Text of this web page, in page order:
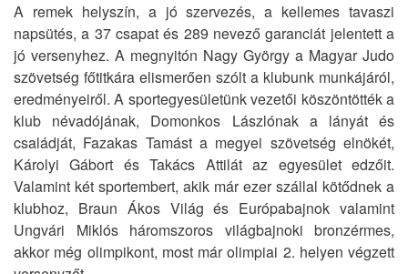
A remek helyszín, a jó szervezés, a kellemes tavaszi
napsütés, a 37 csapat és 289 nevező garanciát jelentett a
jó versenyhez. A megnyitón Nagy György a Magyar Judo
szövetség főtitkára elismerően szólt a klubunk munkájáról,
eredményeiről. A sportegyesületünk vezetői köszöntötték a
klub névadójának, Domonkos Lászlónak a lányát és
családját, Fazakas Tamást a megyei szövetség elnökét,
Károlyi Gábort és Takács Attilát az egyesület edzőit.
Valamint két sportembert, akik már ezer szállal kötődnek a
klubhoz, Braun Ákos Világ és Európabajnok valamint
Ungvári Miklós háromszoros világbajnoki bronzérmes,
akkor még olimpikont, most már olimpiai 2. helyen végzett